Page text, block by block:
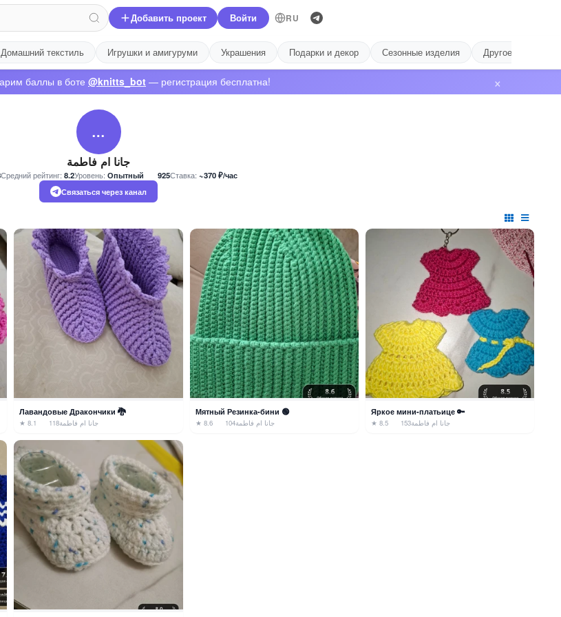
Добавить проект Войти RU
Домашний текстиль Игрушки и амигуруми Украшения Подарки и декор Сезонные изделия Другое
баллы в боте @knitts_bot — регистрация бесплатна! ×
…
جانا ام فاطمة
Средний рейтинг: 8.2Уровень: Опытный 925Ставка:~370 ₽/час
Связаться через канал
Лавандовые Дракончики 🐉
★ 8.1 118جانا ام فاطمة
Мятный Резинка-бини 🟢
★ 8.6 104جانا ام فاطمة
Яркое мини-платьице 🔑
★ 8.5 153جانا ام فاطمة